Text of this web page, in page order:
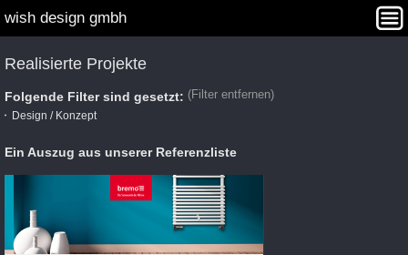
wish design gmbh
Interaction Design
Realisierte Projekte
Folgende Filter sind gesetzt: (Filter entfernen)
Design / Konzept
Ein Auszug aus unserer Referenzliste